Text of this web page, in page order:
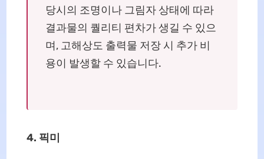
당시의 조명이나 그림자 상태에 따라
결과물의 퀄리티 편차가 생길 수 있으
며, 고해상도 출력물 저장 시 추가 비
용이 발생할 수 있습니다.
4. 픽미